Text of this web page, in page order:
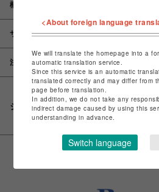
概要
サイズ
注意事項
シェアする
<About foreign language
We will translate the homepage into a
automatic translation service.
Since this service is an automatic
translated correctly and may differ from
page before translation.
In addition, we do not take any
indirect damage caused by using this
understanding in advance.
Switch language